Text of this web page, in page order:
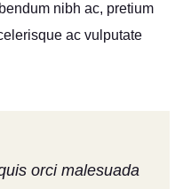
nibh ac, pretium
ac vulputate
orci malesuada